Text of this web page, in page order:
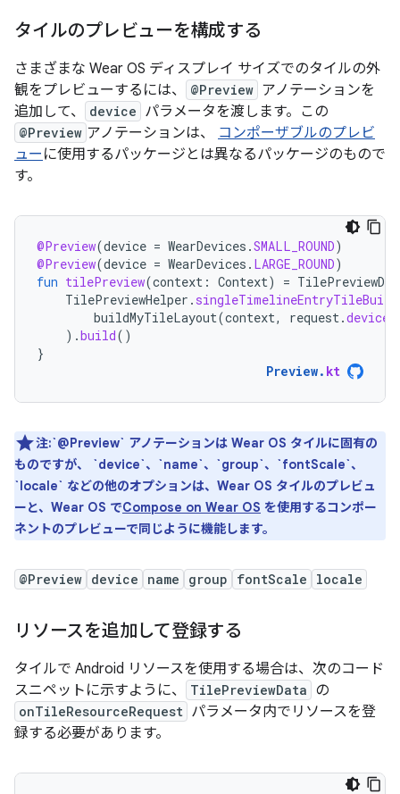
タイルのプレビューを構成する
さまざまな Wear OS ディスプレイ サイズでのタイルの外
観をプレビューするには、
@Preview アノテーションを
追加して、
device パラメータを渡します。この
@Preview アノテーションは、 コンポーザブルのプレビ
ュー に使用するパッケージとは異なるパッケージのもので
す。
@Preview(device = WearDevices .SMALL_ROUND)
@Preview(device = WearDevices . LARGE_ROUND)
fun tilePreview(context : Context) =
TilePreviewHelper .
buildMyTileLayout(context, request.
).build()
}
Preview. kt
注:`@Preview` アノテーションは Wear OS タイルに固有の
ものですが、 `device`、`name`、`group`、`fontScale`、
`locale` などの他のオプションは、Wear OS タイルのプレビュ
ーと、Wear OS でCompose on Wear OS を使用するコンポー
ネントのプレビューで同じように機能します。
@Preview device name group fontScale locale
リソースを追加して登録する
タイルで Android リソースを使用する場合は、次のコード
スニペットに示すように、
TilePreviewData の
onTileResourceRequest パラメータ内でリソースを登
録する必要があります。